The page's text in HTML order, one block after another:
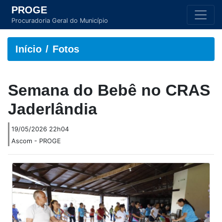
PROGE
Procuradoria Geral do Município
Início Fotos
Semana do Bebê no CRAS
Jaderlândia
19/05/2026 22h04
Ascom - PROGE